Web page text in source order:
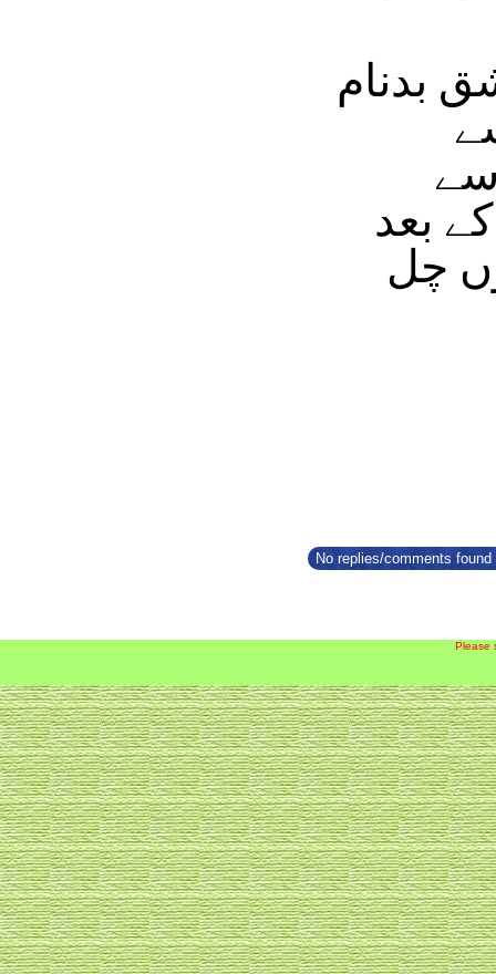
بدنام
بعد
چل
No replies/comments
Please